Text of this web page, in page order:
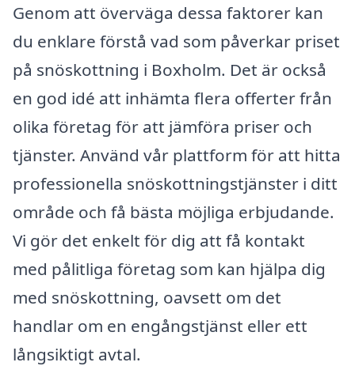
Genom att överväga dessa faktorer kan
du enklare förstå vad som påverkar priset
på snöskottning i Boxholm. Det är också
en god idé att inhämta flera offerter från
olika företag för att jämföra priser och
tjänster. Använd vår plattform för att hitta
professionella snöskottningstjänster i ditt
område och få bästa möjliga erbjudande.
Vi gör det enkelt för dig att få kontakt
med pålitliga företag som kan hjälpa dig
med snöskottning, oavsett om det
handlar om en engångstjänst eller ett
långsiktigt avtal.